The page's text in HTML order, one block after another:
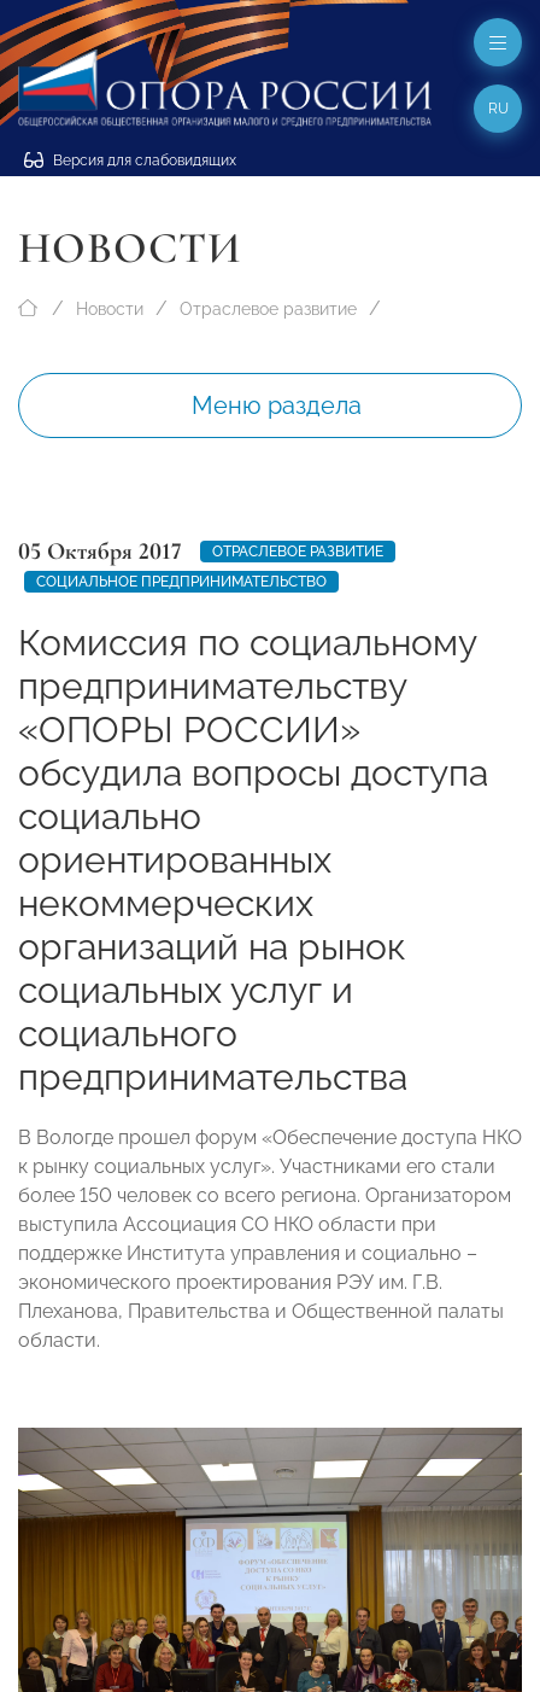
Версия для слабовидящих
RU
НОВОСТИ
Новости Отраслевое развитие
Меню раздела
05 Октября 2017
ОТРАСЛЕВОЕ РАЗВИТИЕ
СОЦИАЛЬНОЕ ПРЕДПРИНИМАТЕЛЬСТВО
Комиссия по социальному
предпринимательству
«ОПОРЫ РОССИИ»
обсудила вопросы доступа
социально
ориентированных
некоммерческих
организаций на рынок
социальных услуг и
социального
предпринимательства
В Вологде прошел форум «Обеспечение доступа НКО
к рынку социальных услуг». Участниками его стали
более 150 человек со всего региона. Организатором
выступила Ассоциация СО НКО области при
поддержке Института управления и социально –
экономического проектирования РЭУ им. Г.В.
Плеханова, Правительства и Общественной палаты
области.